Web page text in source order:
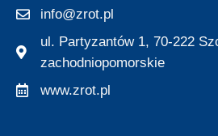
info@zrot.pl
ul. Partyzantów 1, 70-222
zachodniopomorskie
www.zrot.pl